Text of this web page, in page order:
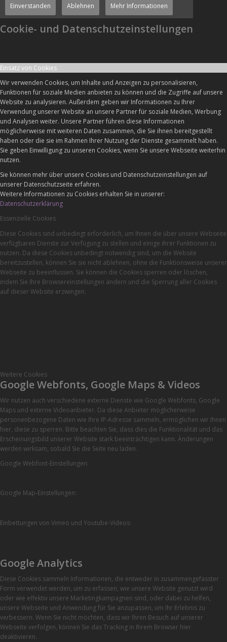
Einverstanden Ablehnen Mehr Informationen
Cookie- und Datenschutzeinstellungen
Einsatz von Cookies
Wir verwenden Cookies, um Inhalte und Anzeigen zu personalisieren,
Funktionen für soziale Medien anbieten zu können und die Zugriffe auf unsere
Website zu analysieren. Außerdem geben wir Informationen zu Ihrer
Verwendung unserer Website an unsere Partner für soziale Medien, Werbung
und Analysen weiter. Unsere Partner führen diese Informationen
möglicherweise mit weiteren Daten zusammen, die Sie ihnen bereitgestellt
haben oder die sie im Rahmen Ihrer Nutzung der Dienste gesammelt haben.
Sie geben Einwilligung zu unseren Cookies, wenn Sie unsere Webseite weiterhin
nutzen.
Sie können mehr über unsere Cookies und Datenschutzeinstellungen auf
unserer Datenschutzseite erfahren.
Weitere Informationen zu Cookies erhalten Sie in unserer:
Datenschutzerklärung
Essenzielle Cookies
Diese Cookies sind unbedingt erforderlich, um Ihnen die über unsere Webseite
verfügbaren Dienste zur Verfügung zu stellen und einige ihrer Funktionen zu
nutzen. Da diese Cookies unbedingt notwendig sind, um die Website
bereitzustellen, können Sie sie nicht ablehnen, ohne die Funktionsweise unserer
Webseite zu beeinflussen. Sie können die Cookies sperren oder löschen,
indem Sie Ihre Browsereinstellungen ändern und die Sperrung aller Cookies
auf dieser Website erzwingen.
Weitere Cookies
Google Webfonts, Google Maps & Videos
Wir nutzen auch verschiedene externe Dienste wie Google Webfonts, Google
Maps und externe Videoanbieter. Da diese Anbieter möglicherweise
personenbezogene Daten wie Ihre IP-Adresse sammeln, ermöglichen wir Ihnen
hier, diese zu sperren. Bitte beachten Sie, dass dies die Funktionalität und das
Erscheinungsbild unserer Website stark beeinträchtigen kann. Änderungen
werden wirksam, sobald Sie die Seite neu laden.
Google Webfont-Einstellungen:
Google Map-Einstellungen:
Einbettungen von Vimeo und Youtube-Videos:
Google Analytics
Diese Cookies sammeln Informationen, die entweder in zusammengefasster
Form verwendet werden, um zu erfassen, wie unsere Website genutzt wird
oder wie effektiv unsere Marketingkampagnen sind, oder dabei zu helfen,
unsere Webseite und Anwendung für Sie anzupassen, um Ihr Erlebnis zu
verbessern. Wenn Sie nicht möchten, dass wir Ihren Besuch auf unserer
Webseite verfolgen, können Sie das Tracking in Ihrem Browser hier
deaktivieren.